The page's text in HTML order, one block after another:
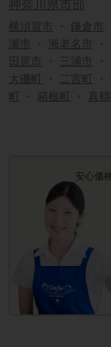
神奈川県市部
横須賀市 ・ 鎌倉市
瀬市
・ 海老名市 ・
田原市
・ 三浦市 ・
大磯町 ・ 二宮町 ・
町 ・ 箱根町 ・ 真
安心価